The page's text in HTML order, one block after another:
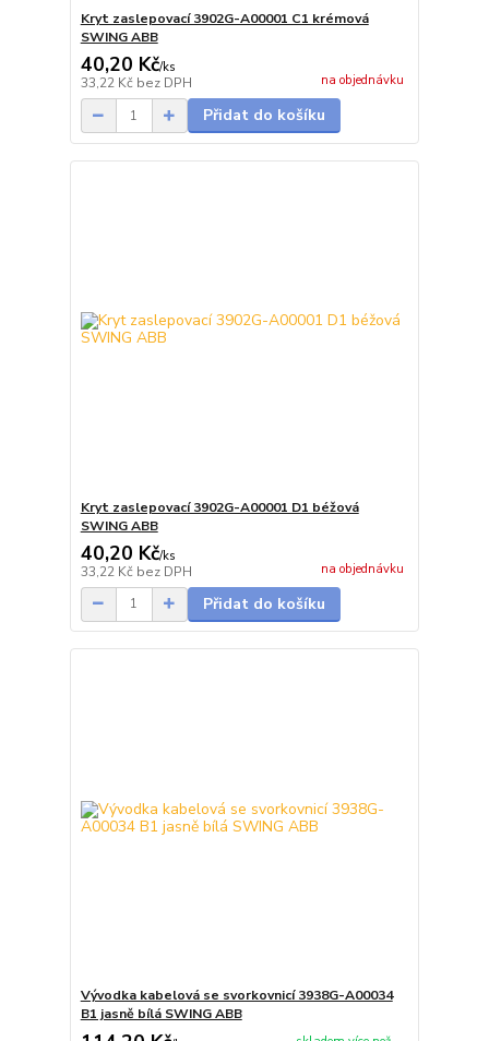
Kryt zaslepovací 3902G-A00001 C1 krémová
SWING ABB
40,20 Kč/ks
33,22 Kč bez DPH na objednávku
Přidat do košíku
Kryt zaslepovací 3902G-A00001 D1 béžová
SWING ABB
40,20 Kč/ks
33,22 Kč bez DPH na objednávku
Přidat do košíku
Vývodka kabelová se svorkovnicí 3938G-A00034
B1 jasně bílá SWING ABB